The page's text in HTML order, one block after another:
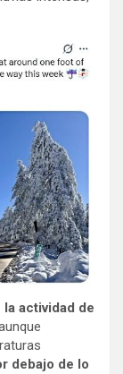
actividad de
debajo de lo